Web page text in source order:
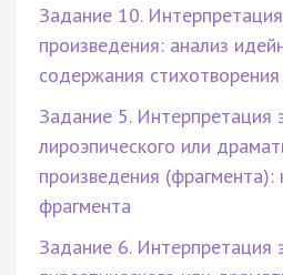
Задание 10.
произведения: анализ
содержания стихотворения
Задание 5. Интерпретация
лироэпического или
произведения
фрагмента
Задание 6. Интерпретация